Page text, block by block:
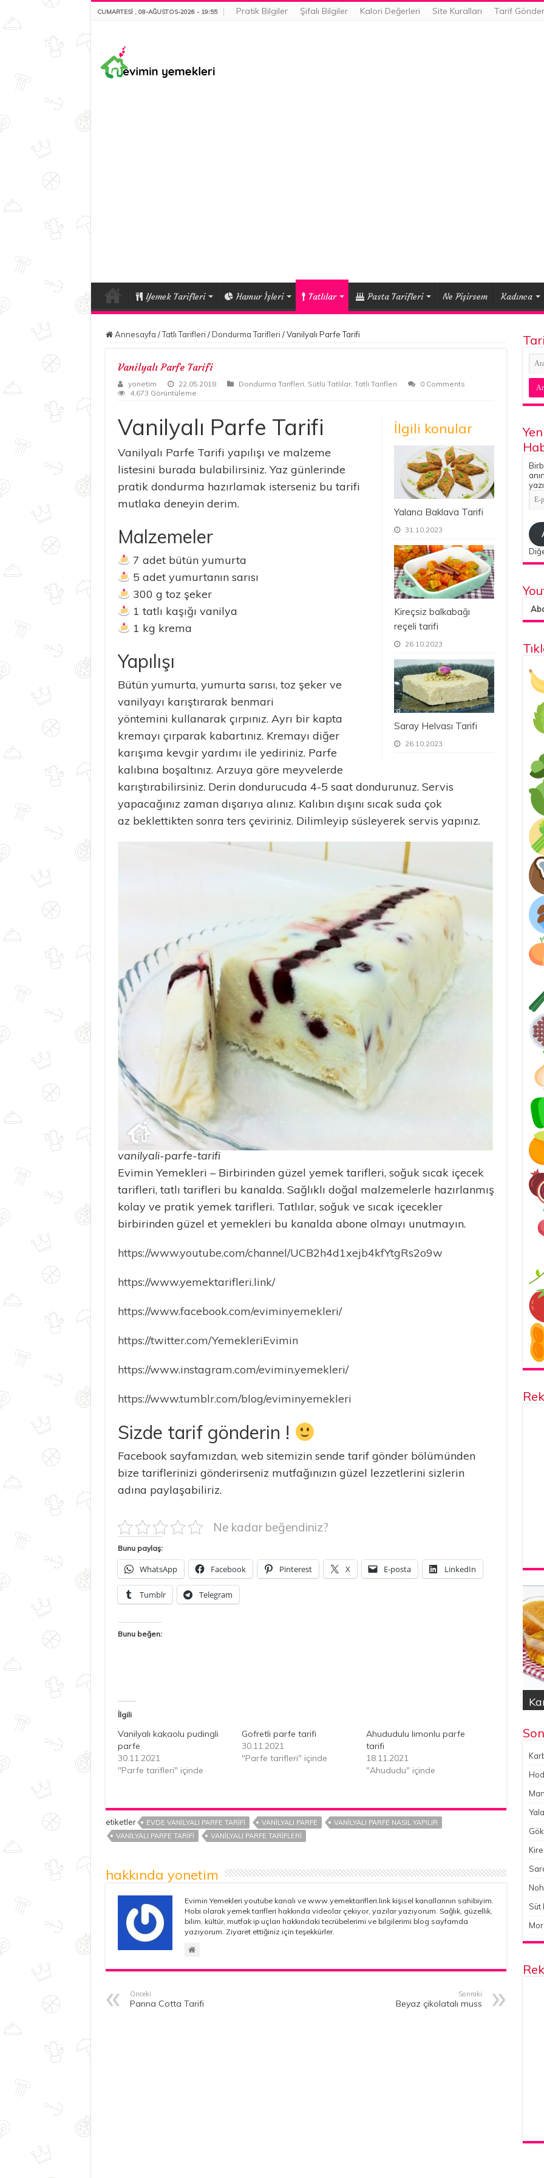
CUMARTESI , 08-AĞUSTOS-2026 - 19:55 Pratik Bilgiler Şifalı Bilgiler Kalori Değerleri Site Kuralları Tarif Gönder
Yemek Tarifleri Hamur İşleri Tatlılar Pasta Tarifleri Ne Pişirsem Kadınca
Annesayfa /Tatlı Tarifleri / Dondurma Tarifleri / Vanilyalı Parfe Tarifi
Vanilyalı Parfe Tarifi
yonetim 22.05.2018 Dondurma Tarifleri, Sütlü Tatlılar, Tatlı Tarifleri
0 Comments
4,673 Görüntüleme
İlgili konular
Yalancı Baklava Tarifi
31.10.2023
Kireçsiz balkabağı
reçeli tarifi
26.10.2023
Saray Helvası Tarifi
26.10.2023
Vanilyalı Parfe Tarifi
Vanilyalı Parfe Tarifi yapılışı ve malzeme
listesini burada bulabilirsiniz. Yaz günlerinde
pratik dondurma hazırlamak isterseniz bu tarifi
mutlaka deneyin derim.
Malzemeler
7 adet bütün yumurta
5 adet yumurtanın sarısı
300 g toz şeker
1 tatlı kaşığı vanilya
1 kg krema
Yapılışı
Bütün yumurta, yumurta sarısı, toz şeker ve
vanilyayı karıştırarak benmari
yöntemini kullanarak çırpınız. Ayrı bir kapta
kremayı çırparak kabartınız. Kremayı diğer
karışıma kevgir yardımı ile yediriniz. Parfe
kalıbına boşaltınız. Arzuya göre meyvelerde
karıştırabilirsiniz. Derin dondurucuda 4-5 saat dondurunuz. Servis
yapacağınız zaman dışarıya alınız. Kalıbın dışını sıcak suda çok
az beklettikten sonra ters çeviriniz. Dilimleyip süsleyerek servis yapınız.
vanilyali-parfe-tarifi
Evimin Yemekleri – Birbirinden güzel yemek tarifleri, soğuk sıcak içecek
tarifleri, tatlı tarifleri bu kanalda. Sağlıklı doğal malzemelerle hazırlanmış
kolay ve pratik yemek tarifleri. Tatlılar, soğuk ve sıcak içecekler
birbirinden güzel et yemekleri bu kanalda abone olmayı unutmayın.
https://www.youtube.com/channel/UCB2h4d1xejb4kfYtgRs2o9w
https://www.yemektarifleri.link/
https://www.facebook.com/eviminyemekleri/
https://twitter.com/YemekleriEvimin
https://www.instagram.com/evimin.yemekleri/
https://www.tumblr.com/blog/eviminyemekleri
Sizde tarif gönderin !
Facebook sayfamızdan, web sitemizin sende tarif gönder bölümünden
bize tariflerinizi gönderirseniz mutfağınızın güzel lezzetlerini sizlerin
adına paylaşabiliriz.
Ne kadar beğendiniz?
Bunu paylaş:
WhatsApp Facebook Pinterest X E-posta LinkedIn
Tumblr Telegram
Bunu beğen:
İlgili
Vanilyalı kakaolu pudingli
parfe
30.11.2021
"Parfe tarifleri" içinde
Gofretli parfe tarifi
30.11.2021
"Parfe tarifleri" içinde
Ahududulu limonlu parfe
tarifi
18.11.2021
"Ahududu" içinde
etiketler EVDE VANILYALI PARFE TARIFI VANILYALI PARFE
VANILYALI PARFE NASIL YAPILIR
VANILYALI PARFE TARIFI
VANILYALI PARFE TARIFLERI
hakkında yonetim
Evimin Yemekleri youtube kanalı ve www.yemektarifleri.link kişisel kanallarının sahibiyim.
Hobi olarak yemek tarifleri hakkında videolar çekiyor, yazılar yazıyorum. Sağlık, güzellik,
bilim, kültür, mutfak ip uçları hakkındaki tecrübelerimi ve bilgilerimi blog sayfamda
yazıyorum. Ziyaret ettiğiniz için teşekkürler.
Önceki
Panna Cotta Tarifi
Sonraki
Beyaz çikolatalı muss
E-
Süt